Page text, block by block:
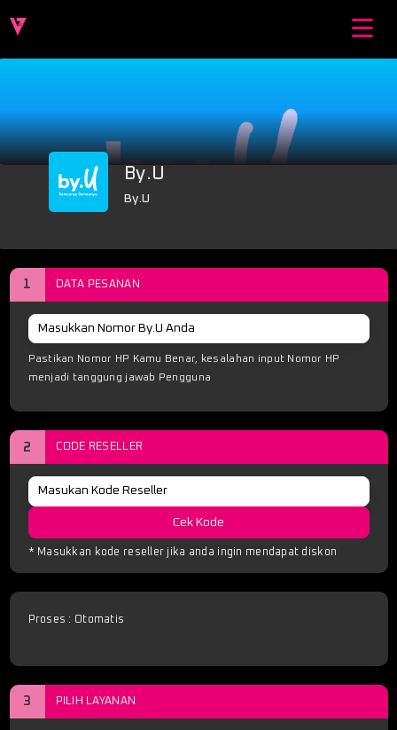
By.U
By.U
1 DATA PESANAN
Pastikan Nomor HP Kamu Benar, kesalahan input Nomor HP
menjadi tanggung jawab Pengguna
2 CODE RESELLER
Cek Kode
* Masukkan kode reseller jika anda ingin mendapat diskon
Proses : Otomatis
3 PILIH LAYANAN